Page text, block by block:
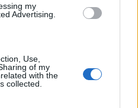
my
Advertising.
Use,
of my
with the
collected.
gentilissimo e
piazzole comode e
Posizione